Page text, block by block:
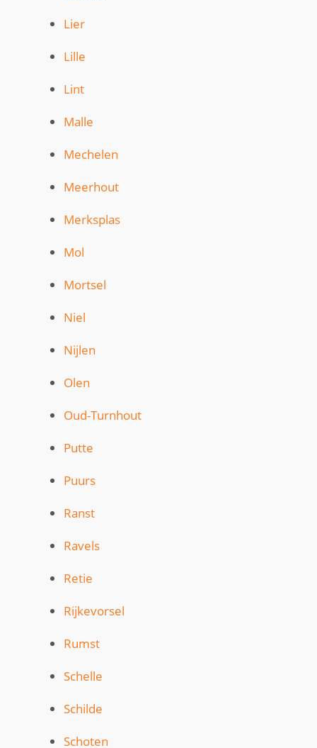
Lier
Lille
Lint
Malle
Mechelen
Meerhout
Merksplas
Mol
Mortsel
Niel
Nijlen
Olen
Oud-Turnhout
Putte
Puurs
Ranst
Ravels
Retie
Rijkevorsel
Rumst
Schelle
Schilde
Schoten